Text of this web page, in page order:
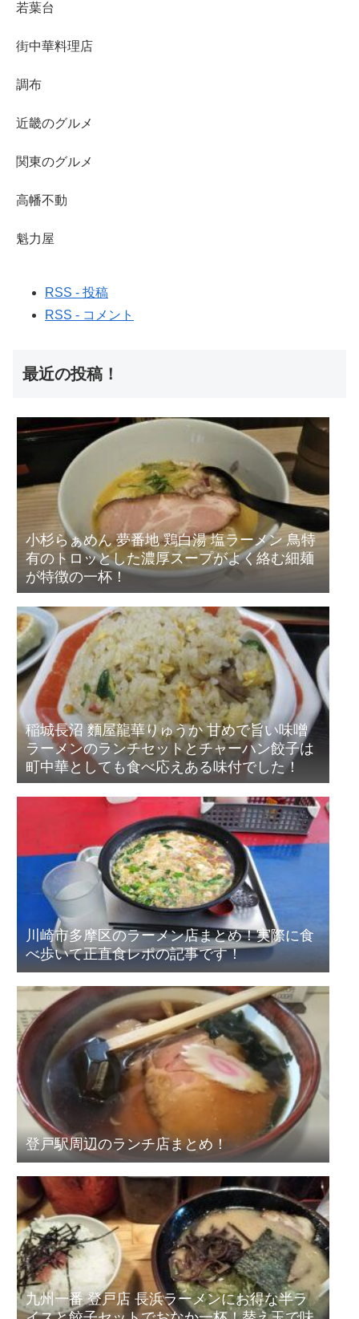
若葉台
街中華料理店
調布
近畿のグルメ
関東のグルメ
高幡不動
魁力屋
RSS - 投稿
RSS - コメント
最近の投稿！
小杉らぁめん 夢番地 鶏白湯 塩ラーメン 鳥特
有のトロッとした濃厚スープがよく絡む細麺
が特徴の一杯！
稲城長沼 麵屋龍華りゅうか 甘めで旨い味噌
ラーメンのランチセットとチャーハン餃子は
町中華としても食べ応えある味付でした！
川崎市多摩区のラーメン店まとめ！実際に食
べ歩いて正直食レポの記事です！
登戸駅周辺のランチ店まとめ！
九州一番 登戸店 長浜ラーメンにお得な半ラ